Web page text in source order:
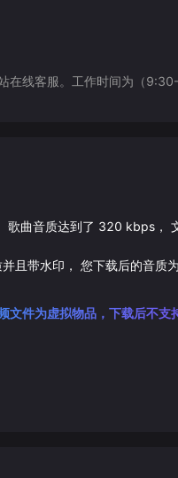
在线客服。工作时间为（
歌曲音质达到了 320 kbps，
且带水印， 您下载后的音质为
件为虚拟物品，下载后不支